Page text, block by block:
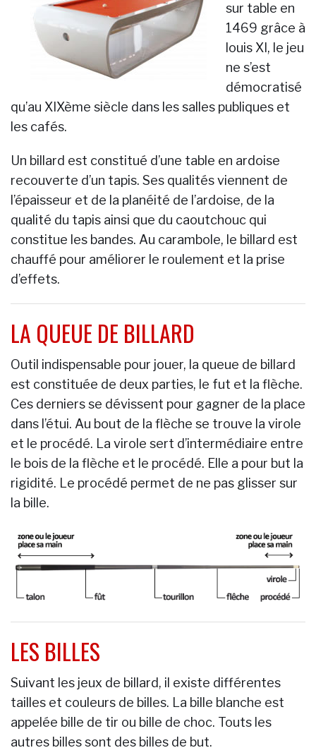
sur table en
1469 grâce à
louis XI, le jeu
ne s’est
démocratisé
qu’au XIXème siècle dans les salles publiques et
les cafés.
Un billard est constitué d’une table en ardoise
recouverte d’un tapis. Ses qualités viennent de
l’épaisseur et de la planéité de l’ardoise, de la
qualité du tapis ainsi que du caoutchouc qui
constitue les bandes. Au carambole, le billard est
chauffé pour améliorer le roulement et la prise
d’effets.
LA QUEUE DE BILLARD
Outil indispensable pour jouer, la queue de billard
est constituée de deux parties, le fut et la flèche.
Ces derniers se dévissent pour gagner de la place
dans l’étui. Au bout de la flèche se trouve la virole
et le procédé. La virole sert d’intermédiaire entre
le bois de la flèche et le procédé. Elle a pour but la
rigidité. Le procédé permet de ne pas glisser sur
la bille.
LES BILLES
Suivant les jeux de billard, il existe différentes
tailles et couleurs de billes. La bille blanche est
appelée bille de tir ou bille de choc. Touts les
autres billes sont des billes de but.